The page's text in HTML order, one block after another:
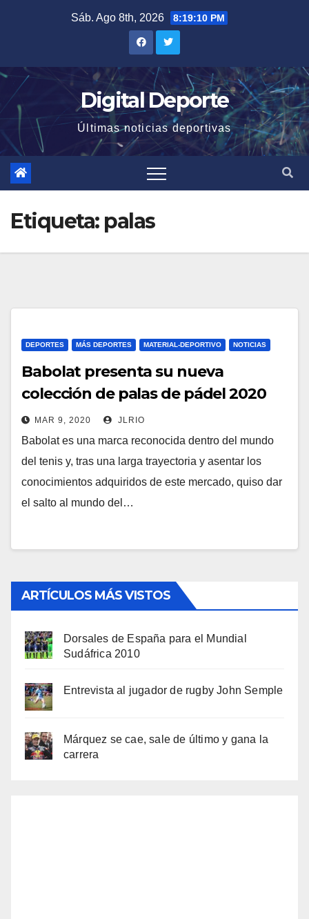
Sáb. Ago 8th, 2026 8:19:11 PM
Digital Deporte
Últimas noticias deportivas
Etiqueta: palas
DEPORTES MÁS DEPORTES MATERIAL-DEPORTIVO NOTICIAS
Babolat presenta su nueva
colección de palas de pádel 2020
MAR 9, 2020 JLRIO
Babolat es una marca reconocida dentro del mundo
del tenis y, tras una larga trayectoria y asentar los
conocimientos adquiridos de este mercado, quiso dar
el salto al mundo del…
ARTÍCULOS MÁS VISTOS
Dorsales de España para el Mundial
Sudáfrica 2010
Entrevista al jugador de rugby John Semple
Márquez se cae, sale de último y gana la
carrera